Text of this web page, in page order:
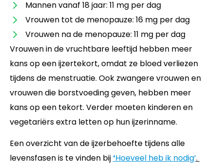
Mannen vanaf 18 jaar: 11 mg per dag
Vrouwen tot de menopauze: 16 mg per dag
Vrouwen na de menopauze: 11 mg per dag
Vrouwen in de vruchtbare leeftijd hebben meer
kans op een ijzertekort, omdat ze bloed verliezen
tijdens de menstruatie. Ook zwangere vrouwen en
vrouwen die borstvoeding geven, hebben meer
kans op een tekort. Verder moeten kinderen en
vegetariërs extra letten op hun ijzerinname.
Een overzicht van de ijzerbehoefte tijdens alle
levensfasen is te vinden bij‘Hoeveel heb ik nodig’.